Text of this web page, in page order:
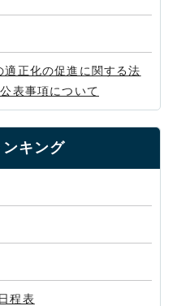
正化の促進に関する法
表事項について
キング
程表